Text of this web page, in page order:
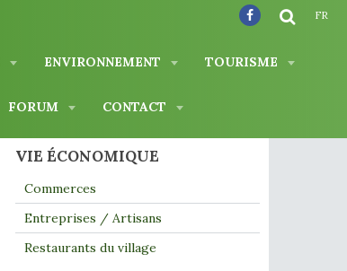
ENVIRONNEMENT TOURISME
FORUM CONTACT
FR
VIE ÉCONOMIQUE
Commerces
Entreprises / Artisans
Restaurants du village